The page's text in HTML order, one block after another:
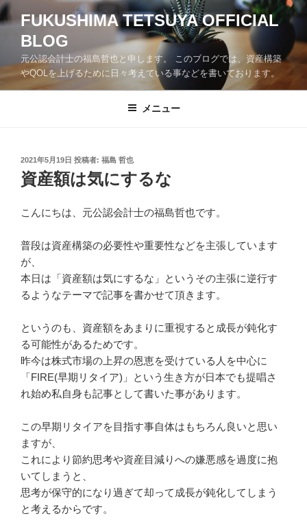
コ
ン
へ
FUKUSHIMA TETSUYA OFFICIAL
BLOG
元公認会計士の福島哲也と申します。 このブログでは、資産構築
やQOLを上げるために日々考えている事などを書いております。
メニュー
投
稿
日:
2021年5月19日 投稿者: 福島 哲也
資産額は気にするな
こんにちは、元公認会計士の福島哲也です。
普段は資産構築の必要性や重要性などを主張しています
が、
本日は「資産額は気にするな」というその主張に逆行す
るようなテーマで記事を書かせて頂きます。
というのも、資産額をあまりに重視すると成長が鈍化す
る可能性があるためです。
昨今は株式市場の上昇の恩恵を受けている人を中心に
「FIRE(早期リタイア)」という生き方が日本でも提唱さ
れ始め私自身も記事として書いた事があります。
この早期リタイアを目指す事自体はもちろん良いと思い
ますが、
これにより節約思考や資産目減りへの嫌悪感を過度に抱
いてしまう と、
思考が保守的になり過ぎて却って成長が鈍化してしまう
と考えるからです。